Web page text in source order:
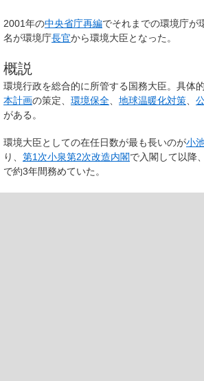
2001年の中央省庁再編でそれまでの環境庁が
名が環境庁長官から環境大臣となった。
概説
環境行政を総合的に所管する国務大臣。具体
本計画の策定、 環境保全 地球温暖化対策
がある。
環境大臣としての在任日数が最も長いのが小
り、 第1次小泉第2次改造内閣で入閣して以降、
で約3年間務めていた。